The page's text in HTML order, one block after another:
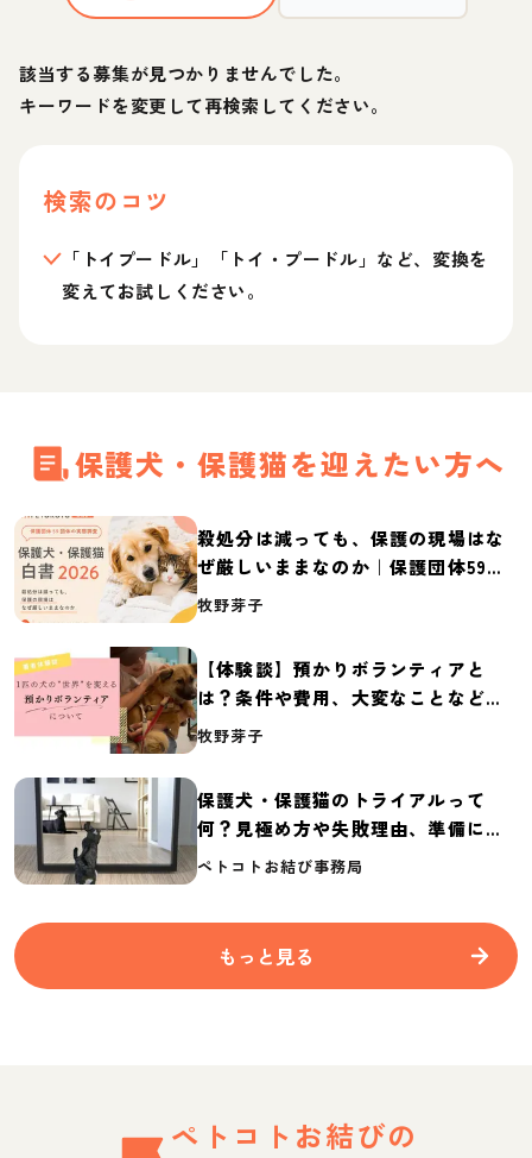
該当する募集が見つかりませんでした。
キーワードを変更して再検索してください。
検索のコツ
「トイプードル」「トイ・プードル」など、変換を
変えてお試しください。
保護犬・保護猫を迎えたい方へ
殺処分は減っても、保護の現場はな
ぜ厳しいままなのか｜保護団体59団
体の実態調査【保護犬・保護猫白書
牧野芽子
【体験談】預かりボランティアと
は？条件や費用、大変なことなど紹
介
牧野芽子
保護犬・保護猫のトライアルって
何？見極め方や失敗理由、準備に必
要なものを紹介
ペトコトお結び事務局
もっと見る
ペトコトお結びの